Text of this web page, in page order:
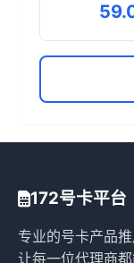
172号卡平台
专业的号卡产品
让每一位代理商